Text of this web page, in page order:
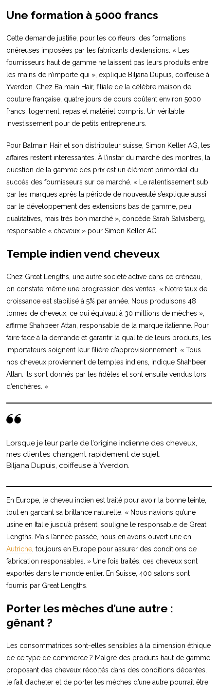
Une formation à 5000 francs
Cette demande justifie, pour les coiffeurs, des formations
onéreuses imposées par les fabricants d’extensions. « Les
fournisseurs haut de gamme ne laissent pas leurs produits entre
les mains de n’importe qui », explique Biljana Dupuis, coiffeuse à
Yverdon. Chez Balmain Hair, filiale de la célèbre maison de
couture française, quatre jours de cours coûtent environ 5000
francs, logement, repas et matériel compris. Un véritable
investissement pour de petits entrepreneurs.
Pour Balmain Hair et son distributeur suisse, Simon Keller AG, les
affaires restent intéressantes. À l’instar du marché des montres, la
question de la gamme des prix est un élément primordial du
succès des fournisseurs sur ce marché. « Le ralentissement subi
par les marques après la période de nouveauté s’explique aussi
par le développement des extensions bas de gamme, peu
qualitatives, mais très bon marché », concède Sarah Salvisberg,
responsable « cheveux » pour Simon Keller AG.
Temple indien vend cheveux
Chez Great Lengths, une autre société active dans ce créneau,
on constate même une progression des ventes. « Notre taux de
croissance est stabilisé à 5% par année. Nous produisons 48
tonnes de cheveux, ce qui équivaut à 30 millions de mèches »,
affirme Shahbeer Attan, responsable de la marque italienne. Pour
faire face à la demande et garantir la qualité de leurs produits, les
importateurs soignent leur filière d’approvisionnement. « Tous
nos cheveux proviennent de temples indiens, indique Shahbeer
Attan. Ils sont donnés par les fidèles et sont ensuite vendus lors
d’enchères. »
Lorsque je leur parle de l’origine indienne des cheveux,
mes clientes changent rapidement de sujet.
Biljana Dupuis, coiffeuse à Yverdon.
En Europe, le cheveu indien est traité pour avoir la bonne teinte,
tout en gardant sa brillance naturelle. « Nous n’avions qu’une
usine en Italie jusqu’à présent, souligne le responsable de Great
Lengths. Mais l’année passée, nous en avons ouvert une en
Autriche, toujours en Europe pour assurer des conditions de
fabrication responsables. » Une fois traités, ces cheveux sont
exportés dans le monde entier. En Suisse, 400 salons sont
fournis par Great Lengths.
Porter les mèches d’une autre :
gênant ?
Les consommatrices sont-elles sensibles à la dimension éthique
de ce type de commerce ? Malgré des produits haut de gamme
proposant des cheveux récoltés dans des conditions décentes,
le fait d’acheter et de porter les mèches d’une autre pourrait être